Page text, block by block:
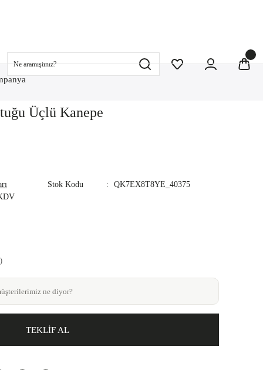
Üçlü Kanepe
Stok Kodu
QK7EX8T8YE_40375
ne diyor?
TEKLİF AL